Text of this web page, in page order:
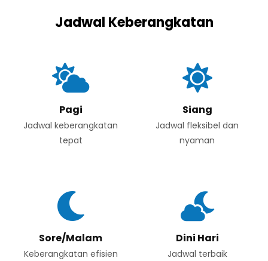
Jadwal Keberangkatan
Pagi
Jadwal keberangkatan
tepat
Siang
Jadwal fleksibel dan
nyaman
Sore/Malam
Keberangkatan efisien
Dini Hari
Jadwal terbaik